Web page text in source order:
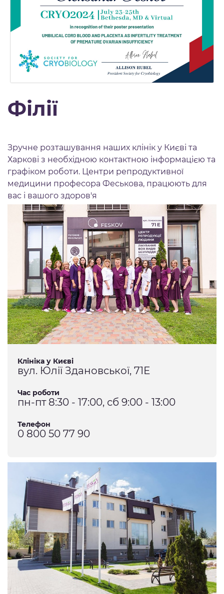
Філії
Зручне розташування наших клінік у Києві та
Харкові з необхідною контактною інформацією та
графіком роботи. Центри репродуктивної
медицини професора Феськова, працюють для
вас і вашого здоров'я
Клініка у Києві
вул. Юлії Здановської, 71Е
Час роботи
пн-пт 8:30 - 17:00, сб 9:00 - 13:00
Телефон
0 800 50 77 90